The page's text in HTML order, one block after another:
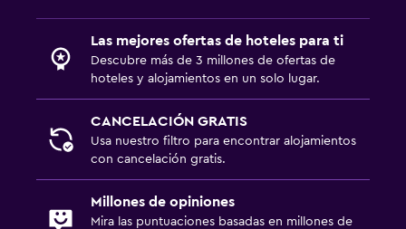
Lavandería
Lavandería
Servicio de planchado
Plancha para pantalones
Las mejores ofertas de hoteles para ti
Descubre más de 3 millones de ofertas de
hoteles y alojamientos en un solo lugar.
CANCELACIÓN GRATIS
Usa nuestro filtro para encontrar alojamientos
con cancelación gratis.
Millones de opiniones
Mira las puntuaciones basadas en millones de